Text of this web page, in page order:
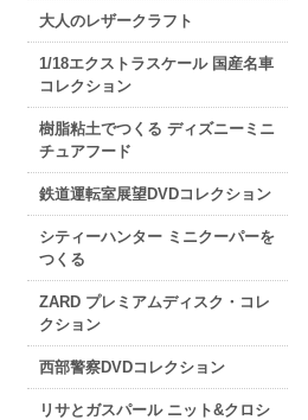
大人のレザークラフト
1/18エクストラスケール 国産名車
コレクション
樹脂粘土でつくる ディズニーミニ
チュアフード
鉄道運転室展望DVDコレクション
シティーハンター ミニクーパーを
つくる
ZARD プレミアムディスク・コレ
クション
西部警察DVDコレクション
リサとガスパール ニット&クロシ